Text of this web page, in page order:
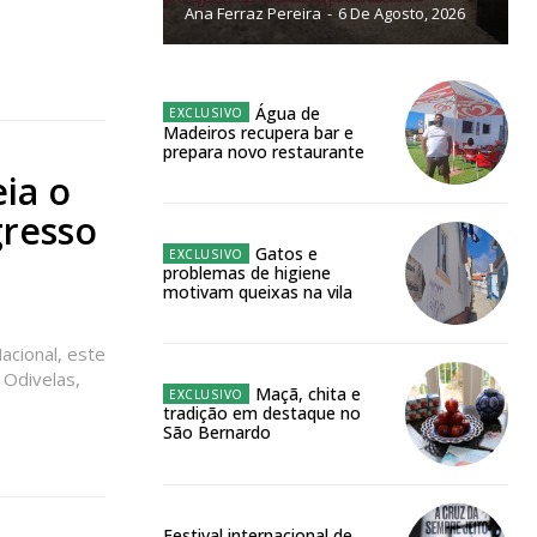
€
Exclusivos para
o
este
Ana Ferraz Pereira - 6 De Agosto, 2026
Água de
Madeiros recupera bar e
prepara novo restaurante
Gatos e
problemas de higiene
motivam queixas na vila
Maçã, chita e
tradição em destaque no
São Bernardo